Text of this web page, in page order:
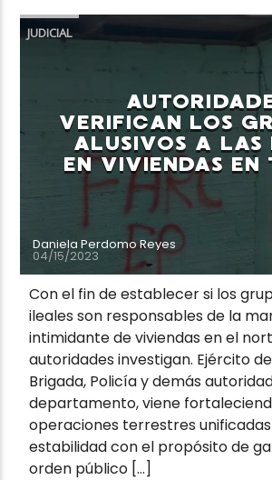
TÍTULO
Neiva Estereo
JUDICIAL
VERIFICAN LOS
ALUSIVOS A LAS
EN VIVIENDAS EN
Daniela Perdomo Reyes
04/15/2023
Con el fin de establecer si los
ileales son responsables de la
intimidante de viviendas en el
autoridades investigan. Ejército
Brigada, Policía y demás
departamento, viene
operaciones terrestres
estabilidad con el propósito de
orden público […]